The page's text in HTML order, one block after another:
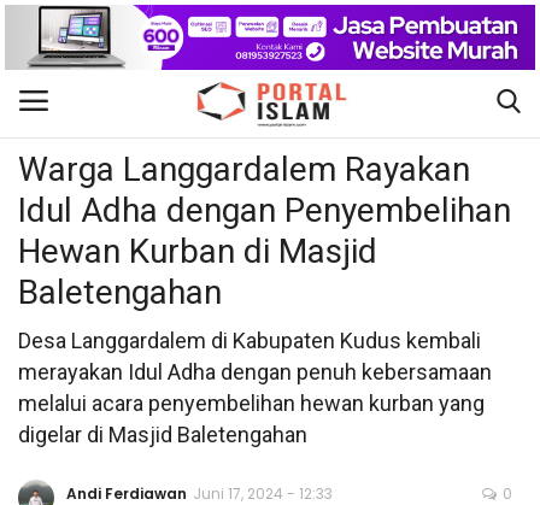
Gabung Daftar
Beranda
Kontak
Berita Islam
Nasional
Warga Langgardalem Rayakan
Idul Adha dengan Penyembelihan
Hewan Kurban di Masjid
Baletengahan
Desa Langgardalem di Kabupaten Kudus kembali
merayakan Idul Adha dengan penuh kebersamaan
melalui acara penyembelihan hewan kurban yang
digelar di Masjid Baletengahan
Andi Ferdiawan Juni 17, 2024 - 12:33 0